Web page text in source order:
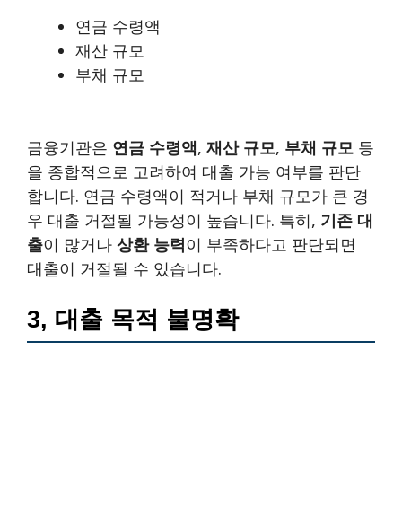
연금 수령액
재산 규모
부채 규모
금융기관은 연금 수령액, 재산 규모, 부채 규모 등
을 종합적으로 고려하여 대출 가능 여부를 판단
합니다. 연금 수령액이 적거나 부채 규모가 큰 경
우 대출 거절될 가능성이 높습니다. 특히, 기존 대
출이 많거나 상환 능력이 부족하다고 판단되면
대출이 거절될 수 있습니다.
3, 대출 목적 불명확